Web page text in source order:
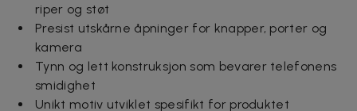
riper og støt
Presist utskårne åpninger for knapper, porter og
kamera
Tynn og lett konstruksjon som bevarer telefonens
smidighet
Unikt motiv utviklet spesifikt for produktet